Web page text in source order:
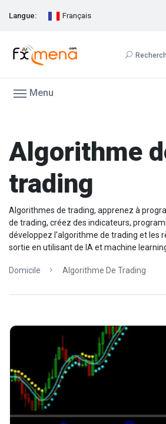
Langue: Français
Menu
Algorithme
trading
Algorithmes de trading, apprenez à
de trading, créez des indicateurs,
développez l'algorithme de trading et les
sortie en utilisant de IA et machine
Domicile Algorithme De Trading